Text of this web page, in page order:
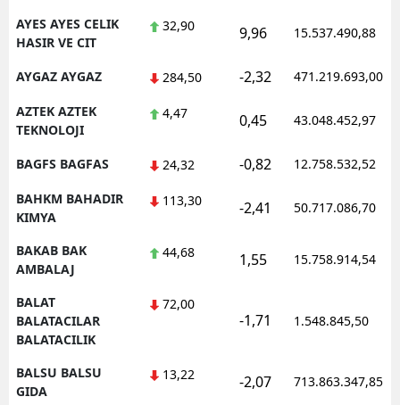
AYES AYES CELIK
HASIR VE CIT
32,90 9,96 15.537.490,88
AYGAZ AYGAZ 284,50 -2,32 471.219.693,00
AZTEK AZTEK
TEKNOLOJI
4,47 0,45 43.048.452,97
BAGFS BAGFAS 24,32 -0,82 12.758.532,52
BAHKM BAHADIR
KIMYA
113,30 -2,41 50.717.086,70
BAKAB BAK
AMBALAJ
44,68 1,55 15.758.914,54
BALAT
BALATACILAR
BALATACILIK
72,00
-1,71 1.548.845,50
BALSU BALSU
GIDA
13,22 -2,07 713.863.347,85